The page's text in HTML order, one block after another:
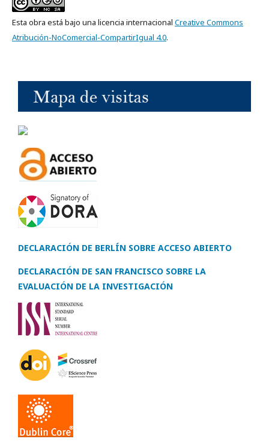
Esta obra está bajo una licencia internacional Creative Commons
Atribución-NoComercial-CompartirIgual 4.0.
DECLARACIÓN DE BERLÍN SOBRE ACCESO ABIERTO
DECLARACIÓN DE SAN FRANCISCO SOBRE LA
EVALUACIÓN DE LA INVESTIGACIÓN